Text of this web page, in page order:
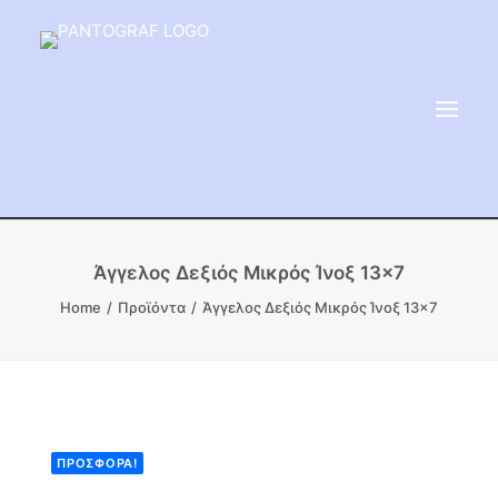
ΕΙΔΗ ΜΝΗΜΕΙΟΥ
ΑΔΑΜΑΝΤΟΦΟΡΟΙ ΔΙΣΚΟΙ
Άγγελος Δεξιός Μικρός Ίνοξ 13×7
Home Προϊόντα Άγγελος Δεξιός Μικρός Ίνοξ 13×7
ΠΡΟΣΦΟΡΆ!